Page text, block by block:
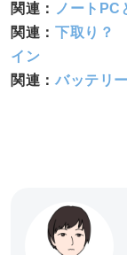
関連：
ノートPC
関連： 下取り？
イン
関連： バッテリ